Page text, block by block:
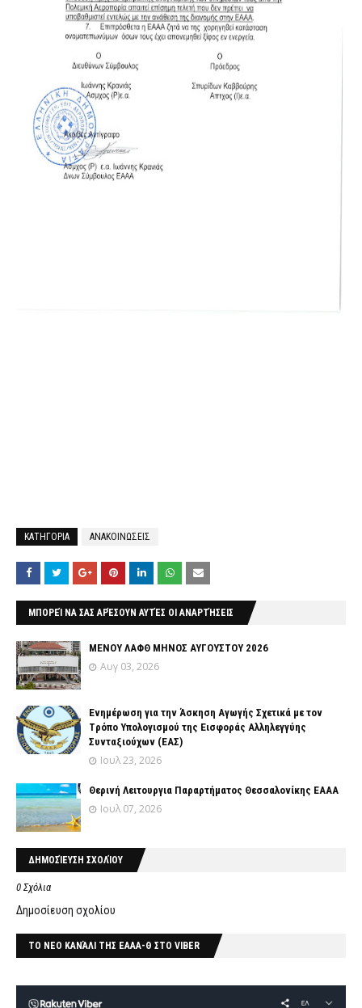
ΚΑΤΗΓΟΡΙΑ ΑΝΑΚΟΙΝΩΣΕΙΣ
ΜΠΟΡΕΊ ΝΑ ΣΑΣ ΑΡΈΣΟΥΝ ΑΥΤΈΣ ΟΙ ΑΝΑΡΤΉΣΕΙΣ
ΜΕΝΟΥ ΛΑΦΘ ΜΗΝΟΣ ΑΥΓΟΥΣΤΟΥ 2026
Αυγ 03, 2026
Ενημέρωση για την Άσκηση Αγωγής Σχετικά με τον
Tρόπο Yπολογισμού της Εισφοράς Αλληλεγγύης
Συνταξιούχων (ΕΑΣ)
Ιουλ 23, 2026
Θερινή Λειτουργια Παραρτήματος Θεσσαλονίκης ΕΑΑΑ
Ιουλ 07, 2026
ΔΗΜΟΣΊΕΥΣΗ ΣΧΟΛΊΟΥ
0 Σχόλια
Δημοσίευση σχολίου
ΤΟ ΝΕΟ ΚΑΝΆΛΙ ΤΗΣ ΕΑΑΑ-Θ ΣΤΟ VIBER